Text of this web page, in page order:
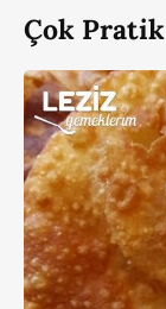
Çok